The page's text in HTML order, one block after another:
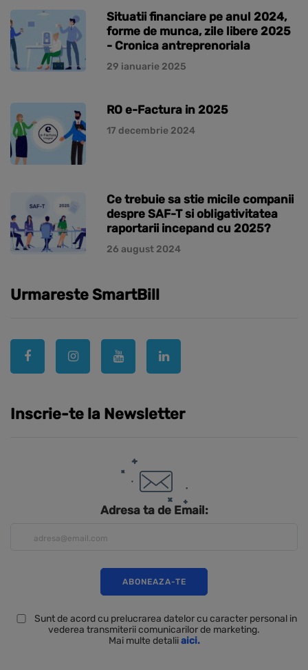
Situatii financiare pe anul 2024,
forme de munca, zile libere 2025
- Cronica antreprenoriala
29 ianuarie 2025
RO e-Factura in 2025
17 decembrie 2024
Ce trebuie sa stie micile companii
despre SAF-T si obligativitatea
raportarii incepand cu 2025?
26 august 2024
Urmareste SmartBill
Inscrie-te la Newsletter
Adresa ta de Email:
Sunt de acord cu prelucrarea datelor cu caracter personal in
vederea transmiterii comunicarilor de marketing.
Mai multe detaliiaici.